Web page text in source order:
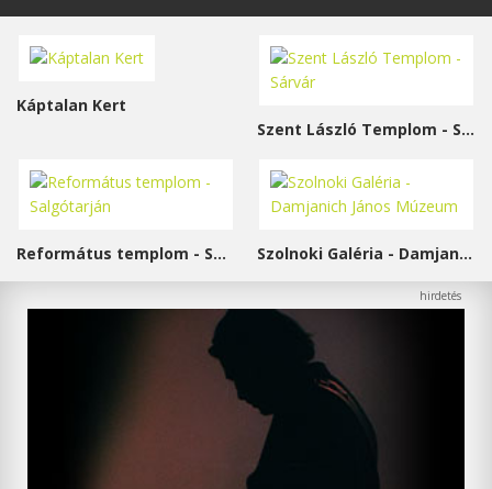
Káptalan Kert
Szent László Templom - Sárvár
Református templom - Salgótarján Szolnoki Galéria - Damjanich János Múzeum